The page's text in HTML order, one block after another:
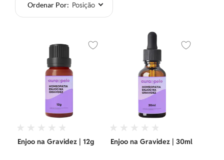
Foram
encontrados:
Ordenar Por
Enjoo na Gravidez | 12g
Adicionar aos favoritos
Enjoo na Gravidez | 30ml
Adicionar